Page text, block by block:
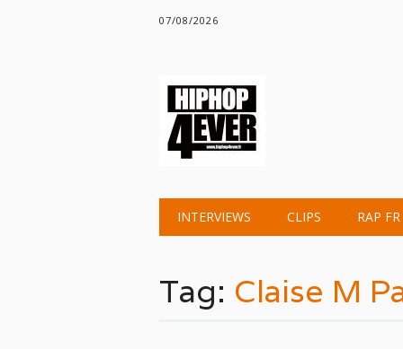
07/08/2026
Main menu
INTERVIEWS CLIPS RAP FR
Tag: Claise M